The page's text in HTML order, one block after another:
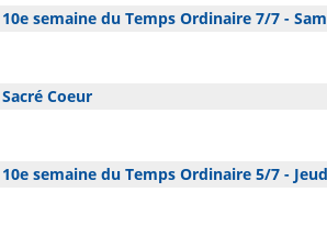
10e semaine du Temps Ordinaire 7/7 -
Sacré Coeur
10e semaine du Temps Ordinaire 5/7 -